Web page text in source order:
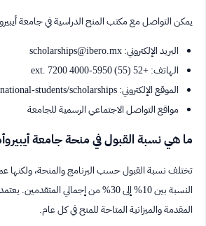
يمكن التواصل مع مكتب المنح الدراسية في جامعة
البريد الإلكتروني:scholarships@ibero.mx
الهاتف: +52 (55) 5950-4000 ext. 7200
الموقع الإلكتروني: www.ibero.mx/international-students/scholarships
مواقع التواصل الاجتماعي الرسمية للجامعة
ما هي نسبة القبول في منحة جامعة
تختلف نسبة القبول حسب البرنامج والمنحة، ولكنها
النسبة بين 10% إلى 30% من إجمالي
المقدمة والميزانية المتاحة للمنح في كل عام.